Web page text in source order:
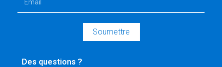
Soumettre
Des questions ?